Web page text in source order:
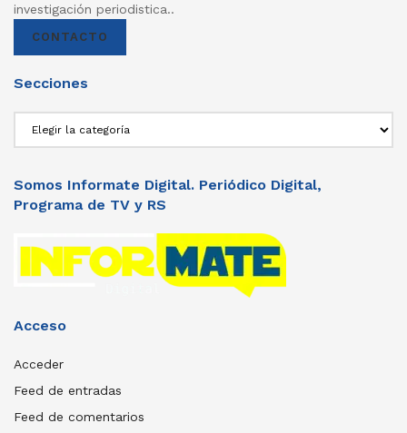
investigación periodistica..
CONTACTO
Secciones
Somos Informate Digital. Periódico Digital,
Programa de TV y RS
Acceso
Acceder
Feed de entradas
Feed de comentarios